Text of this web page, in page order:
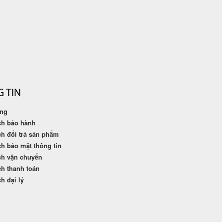
TIN
bảo hành
đổi trả sản phẩm
bảo mật thông tin
vận chuyển
thanh toán
đại lý